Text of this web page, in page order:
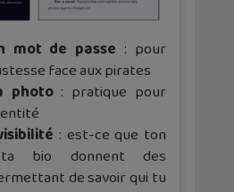
mot de passe : pour
face aux pirates
photo: pratique pour
: est-ce que ton
bio donnent des
de savoir qui tu